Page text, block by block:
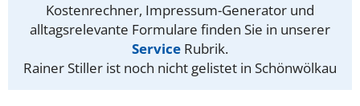
Kostenrechner, Impressum-Generator und
alltagsrelevante Formulare finden Sie in unserer
Service Rubrik.
Rainer Stiller ist noch nicht gelistet in Schönwölkau